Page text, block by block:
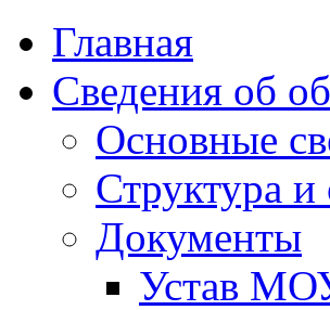
Главная
Сведения об
Основные
Структура
Документы
Устав